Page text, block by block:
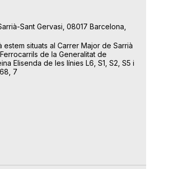
Sant Gervasi, 08017 Barcelona,
estem situats al Carrer Major de Sarrià
de la Generalitat de
Elisenda de les línies L6, S1, S2, S5 i
7